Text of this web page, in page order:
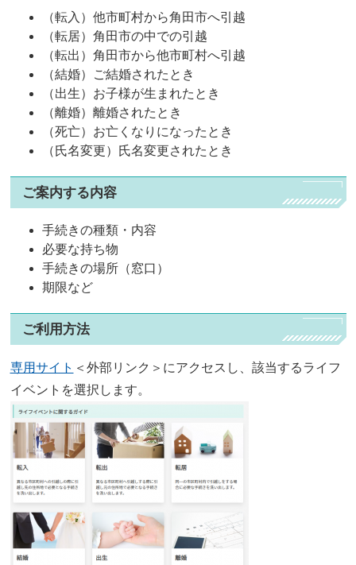
（転入）他市町村から角田市へ引越
（転居）角田市の中での引越
（転出）角田市から他市町村へ引越
（結婚）ご結婚されたとき
（出生）お子様が生まれたとき
（離婚）離婚されたとき
（死亡）お亡くなりになったとき
（氏名変更）氏名変更されたとき
ご案内する内容
手続きの種類・内容
必要な持ち物
手続きの場所（窓口）
期限など
ご利用方法
専用サイト ＜外部リンク＞ にアクセスし、該当するライフ
イベントを選択します。